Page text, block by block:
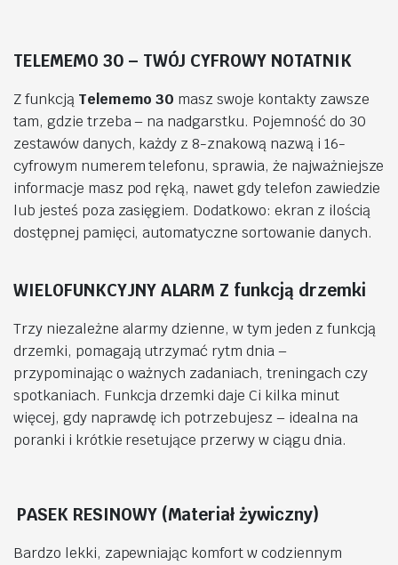
TELEMEMO 30 – TWÓJ CYFROWY NOTATNIK
Z funkcją Telememo 30 masz swoje kontakty zawsze
tam, gdzie trzeba – na nadgarstku. Pojemność do 30
zestawów danych, każdy z 8-znakową nazwą i 16-
cyfrowym numerem telefonu, sprawia, że najważniejsze
informacje masz pod ręką, nawet gdy telefon zawiedzie
lub jesteś poza zasięgiem. Dodatkowo: ekran z ilością
dostępnej pamięci, automatyczne sortowanie danych.
WIELOFUNKCYJNY ALARM Z funkcją drzemki
Trzy niezależne alarmy dzienne, w tym jeden z funkcją
drzemki, pomagają utrzymać rytm dnia –
przypominając o ważnych zadaniach, treningach czy
spotkaniach. Funkcja drzemki daje Ci kilka minut
więcej, gdy naprawdę ich potrzebujesz – idealna na
poranki i krótkie resetujące przerwy w ciągu dnia.
PASEK RESINOWY (Materiał żywiczny)
Bardzo lekki, zapewniając komfort w codziennym